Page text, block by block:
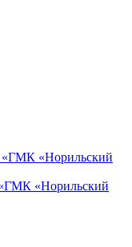
«Норильский
«Норильский